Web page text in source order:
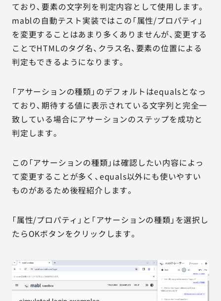
ており、要素の文字列を判定内容として使用します。
mablの自動テスト実装ではこの「属性/プロパティ」
を変更することはあまり多くありませんが、変更する
ことでHTMLのタグ名、クラス名、要素の位置による
判定もできるようになります。
「アサーションの種類」のデフォルトはequalsとなっ
ており、期待する値に表示されている文字列と完全一
致している場合にアサーションのステップを成功と
判定します。
この「アサーションの種類」は確認したい内容によっ
て変更することが多く、equals以外にも使いやすい
ものがあるため後程紹介します。
「属性/プロパティ」と「アサーションの種類」を選択し
たらOKボタンをクリックします。